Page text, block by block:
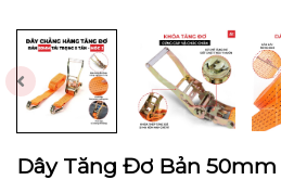
Dây Tăng Đơ Bản 50mm